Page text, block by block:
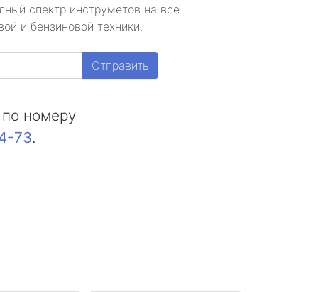
спектр инструметов на все
и бензиновой техники.
Отправить
номеру
73.